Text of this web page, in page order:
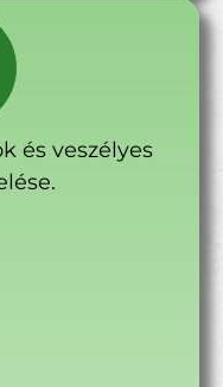
és veszélyes